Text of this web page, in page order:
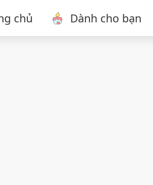
chủ Dành cho bạn